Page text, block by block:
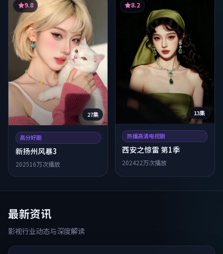
27集
9.8
高分好剧
新扬州风暴3
202516万次播放
13集
8.2
热播高清电视剧
西安之惊雷 第1季
202422万次播放
最新资讯
影视行业动态与深度解读